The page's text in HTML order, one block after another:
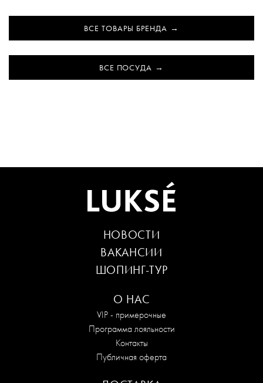
ВСЕ ТОВАРЫ БРЕНДА
ВСЕ ПОСУДА
О НАС
VIP - примерочные
Программа лояльности
Контакты
Публичная оферта
НОВОСТИ
ВАКАНСИИ
ШОПИНГ-ТУР